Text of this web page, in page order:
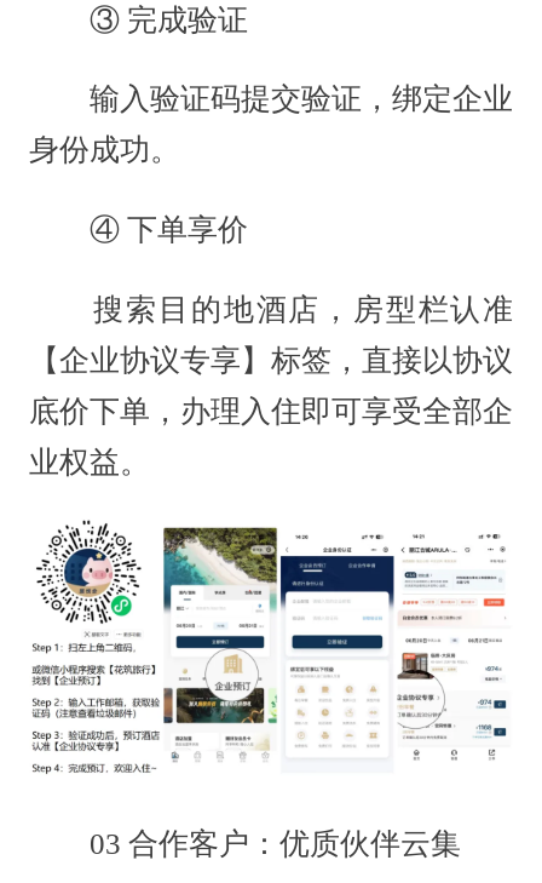
③ 完成验证
输入验证码提交验证，绑定企业
身份成功。
④ 下单享价
搜索目的地酒店，房型栏认准
【企业协议专享】标签，直接以协议
底价下单，办理入住即可享受全部企
业权益。
03 合作客户：优质伙伴云集